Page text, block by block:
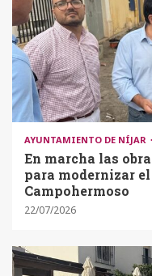
AYUNTAMIENTO DE NÍJAR
En marcha las
para modernizar
Campohermoso
22/07/2026